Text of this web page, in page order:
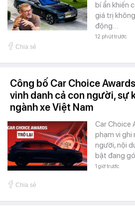
bí ẩn khiến
giá trị
động…
12 phút trước
Chia sẻ
Công bố Car Choice
vinh danh cả con người, sự
ngành xe Việt Nam
Car Choice
phạm vi ghi
người, nội
bật đang
1 giờ trước
Chia sẻ